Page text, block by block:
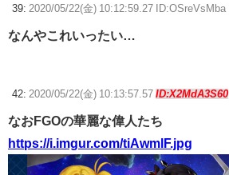
39: 2020/05/22(金) 10:12:59.27 ID:OSreVsMba
なんやこれいったい…
42: 2020/05/22(金) 10:13:57.57 ID:X2MdA3S60
なおFGOの華麗な偉人たち
https://i.imgur.com/tiAwmlF.jpg